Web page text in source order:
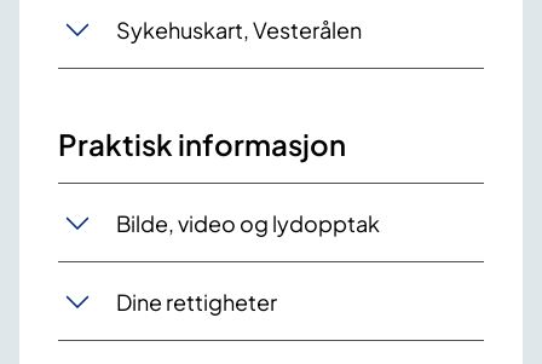
Sykehuskart, Vesterålen
Praktisk informasjon
Bilde, video og lydopptak
Dine rettigheter